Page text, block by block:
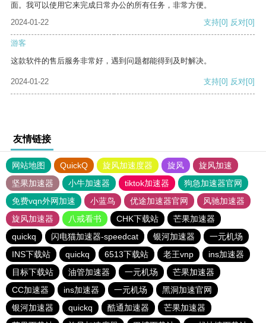
面。我可以使用它来完成日常办公的所有任务，非常方便。
2024-01-22
支持[0] 反对[0]
游客
这款软件的售后服务非常好，遇到问题都能得到及时解决。
2024-01-22 支持[0] 反对[0]
友情链接
网站地图 QuickQ 旋风加速度器 旋风
旋风加速
坚果加速器
小牛加速器 tiktok加速器
狗急加速器官网
免费vqn外网加速
小蓝鸟 优途加速器官网
风驰加速器
旋风加速器
八戒看书 CHK下载站
芒果加速器
quickq
闪电猫加速器-speedcat 银河加速器
一元机场
INS下载站
quickq 6513下载站 老王vnp
ins加速器
目标下载站
油管加速器 一元机场
芒果加速器
CC加速器
ins加速器 一元机场
黑洞加速官网
银河加速器
quickq 酷通加速器
芒果加速器